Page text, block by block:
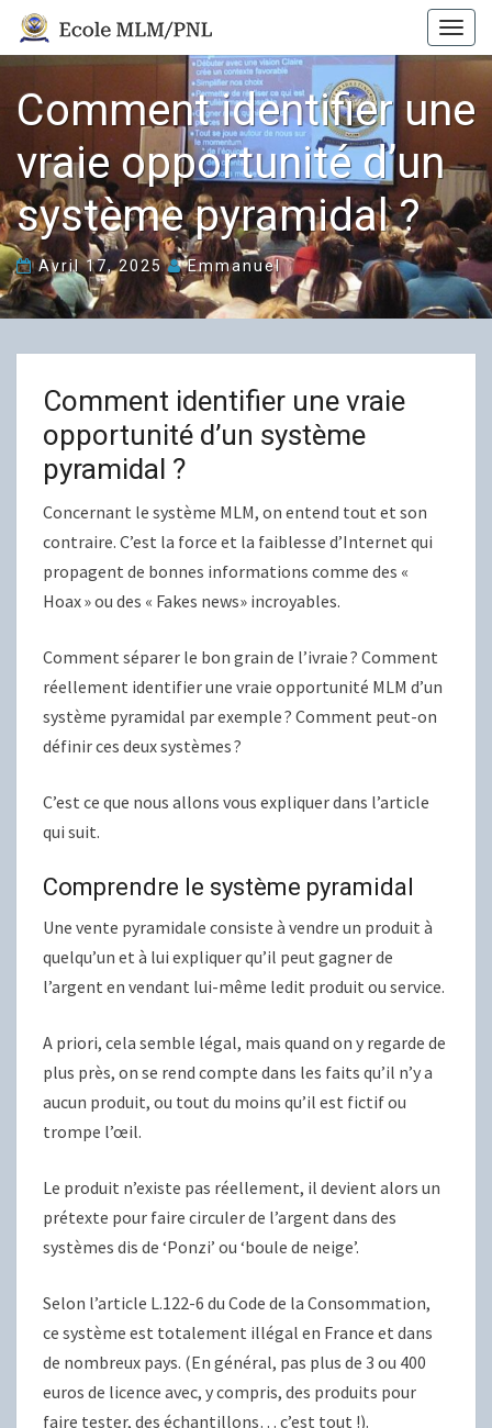
Skip
content
Comment
identifier
une
vraie
opportunité
d’un
système
pyramidal
Comment identifier une
vraie opportunité d’un
système pyramidal ?
Avril 17, 2025 Emmanuel
Comment identifier une vraie
opportunité d’un système
pyramidal ?
Concernant le système MLM, on entend tout et son
contraire. C’est la force et la faiblesse d’Internet qui
propagent de bonnes informations comme des «
Hoax » ou des « Fakes news» incroyables.
Comment séparer le bon grain de l’ivraie ? Comment
réellement identifier une vraie opportunité MLM d’un
système pyramidal par exemple ? Comment peut-on
définir ces deux systèmes ?
C’est ce que nous allons vous expliquer dans l’article
qui suit.
Comprendre le système pyramidal
Une vente pyramidale consiste à vendre un produit à
quelqu’un et à lui expliquer qu’il peut gagner de
l’argent en vendant lui-même ledit produit ou service.
A priori, cela semble légal, mais quand on y regarde de
plus près, on se rend compte dans les faits qu’il n’y a
aucun produit, ou tout du moins qu’il est fictif ou
trompe l’œil.
Le produit n’existe pas réellement, il devient alors un
prétexte pour faire circuler de l’argent dans des
systèmes dis de ‘Ponzi’ ou ‘boule de neige’.
Selon l’article L.122-6 du Code de la Consommation,
ce système est totalement illégal en France et dans
de nombreux pays. (En général, pas plus de 3 ou 400
euros de licence avec, y compris, des produits pour
faire tester, des échantillons… c’est tout !).